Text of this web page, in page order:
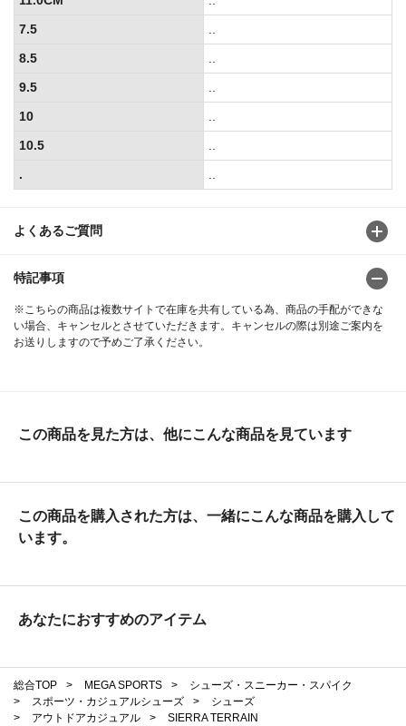
よくあるご質問
特記事項
※こちらの商品は複数サイトで在庫を共有している為、商品の手配ができな
い場合、キャンセルとさせていただきます。キャンセルの際は別途ご案内を
お送りしますので予めご了承ください。
7.5
8.5
9.5
10
10.5
.
この商品を見た方は、他にこんな商品を見ています
この商品を購入された方は、一緒にこんな商品を購入して
います。
あなたにおすすめのアイテム
総合TOP > MEGA SPORTS >
シューズ・スニーカー・スパイク
>
スポーツ・カジュアルシューズ >
シューズ
>
アウトドアカジュアル >
SIERRA TERRAIN